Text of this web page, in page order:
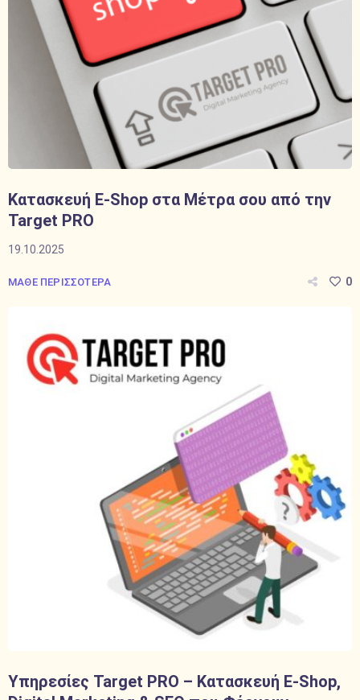
Κατασκευή E-Shop στα Μέτρα σου από την
Target PRO
19.10.2025
ΜΑΘΕ ΠΕΡΙΣΣΟΤΕΡΑ 0
Υπηρεσίες Target PRO – Κατασκευή E-Shop,